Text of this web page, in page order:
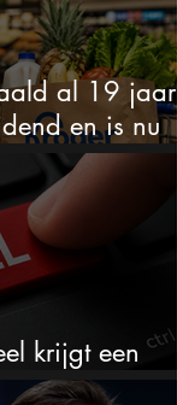
al 19 jaar
en is nu
krijgt een